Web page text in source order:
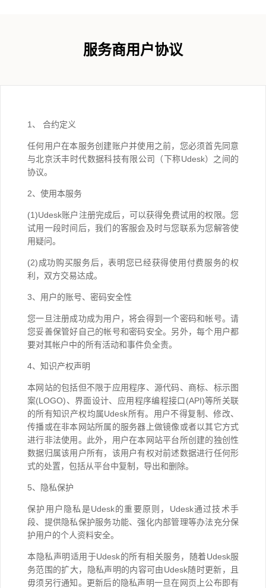
服务商用户协议
1、 合约定义
任何用户在本服务创建账户并使用之前，您必须首先同意
与北京沃丰时代数据科技有限公司（下称Udesk）之间的
协议。
2、使用本服务
(1)Udesk账户注册完成后，可以获得免费试用的权限。您
试用一段时间后，我们的客服会及时与您联系为您解答使
用疑问。
(2)成功购买服务后，表明您已经获得使用付费服务的权
利，双方交易达成。
3、用户的账号、密码安全性
您一旦注册成功成为用户，将会得到一个密码和帐号。请
您妥善保管好自己的帐号和密码安全。另外，每个用户都
要对其帐户中的所有活动和事件负全责。
4、知识产权声明
本网站的包括但不限于应用程序、源代码、商标、标示图
案(LOGO)、界面设计、应用程序编程接口(API)等所关联
的所有知识产权均属Udesk所有。用户不得复制、修改、
传播或在非本网站所属的服务器上做镜像或者以其它方式
进行非法使用。此外，用户在本网站平台所创建的独创性
数据归属该用户所有，该用户有权对前述数据进行任何形
式的处置，包括从平台中复制，导出和删除。
5、隐私保护
保护用户隐私是Udesk的重要原则，Udesk通过技术手
段、提供隐私保护服务功能、强化内部管理等办法充分保
护用户的个人资料安全。
本隐私声明适用于Udesk的所有相关服务，随着Udesk服
务范围的扩大，隐私声明的内容可由Udesk随时更新，且
毋须另行通知。更新后的隐私声明一旦在网页上公布即有